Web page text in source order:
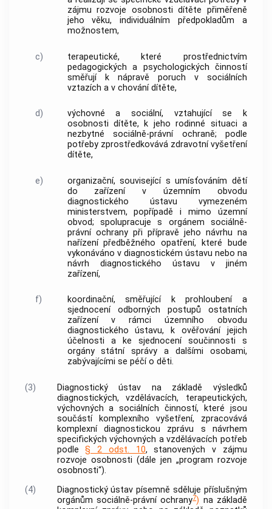
zájmu rozvoje osobnosti dítěte přiměřeně
jeho věku, individuálním předpokladům a
možnostem,
c)
terapeutické, které prostřednictvím
pedagogických a psychologických činností
směřují k nápravě poruch v sociálních
vztazích a v chování dítěte,
d)
výchovné a sociální, vztahující se k
osobnosti dítěte, k jeho rodinné situaci a
nezbytné sociálně-právní ochraně; podle
potřeby zprostředkovává zdravotní vyšetření
dítěte,
e)
organizační, související s umísťováním dětí
do zařízení v územním obvodu
diagnostického ústavu vymezeném
ministerstvem, popřípadě i mimo územní
obvod; spolupracuje s orgánem sociálně-
právní ochrany při přípravě jeho návrhu na
nařízení předběžného opatření, které bude
vykonáváno v diagnostickém ústavu nebo na
návrh diagnostického ústavu v jiném
zařízení,
f)
koordinační, směřující k prohloubení a
sjednocení odborných postupů ostatních
zařízení v rámci územního obvodu
diagnostického ústavu, k ověřování jejich
účelnosti a ke sjednocení součinnosti s
orgány státní správy a dalšími osobami,
zabývajícími se péčí o děti.
(3)
Diagnostický ústav na základě výsledků
diagnostických, vzdělávacích, terapeutických,
výchovných a sociálních činností, které jsou
součástí komplexního vyšetření, zpracovává
komplexní diagnostickou zprávu s návrhem
specifických výchovných a vzdělávacích potřeb
podle§ 2 odst. 10, stanovených v zájmu
rozvoje osobnosti (dále jen „program rozvoje
osobnosti“).
(4)
Diagnostický ústav písemně sděluje příslušným
orgánům sociálně-právní ochrany7) na základě